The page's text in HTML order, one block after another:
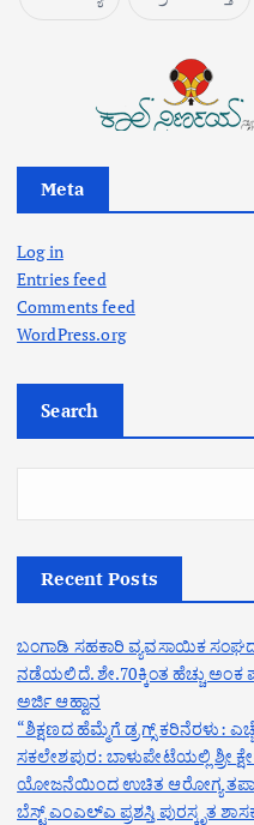
Meta
Log in
Entries feed
Comments feed
WordPress.org
Search
Recent Posts
ಬಂಗಾಡಿ ಸಹಕಾರಿ ವ್ಯವಸಾಯಿಕ
ನಡೆಯಲಿದೆ. ಶೇ.70ಕ್ಕಿಂತ ಹೆಚ್ಚು ಅಂಕ
ಅರ್ಜಿ ಆಹ್ವಾನ
“ಶಿಕ್ಷಣದ ಹೆಮ್ಮೆಗೆ ಡ್ರಗ್ಸ್ ಕರಿನೆರಳು:
ಸಕಲೇಶಪುರ: ಬಾಳುಪೇಟೆಯಲ್ಲಿ ಶ್ರೀ
ಯೋಜನೆಯಿಂದ ಉಚಿತ ಆರೋಗ್ಯ
ಬೆಸ್ಟ್ ಎಂಎಲ್ಎ ಪ್ರಶಸ್ತಿ ಪುರಸ್ಕೃತ